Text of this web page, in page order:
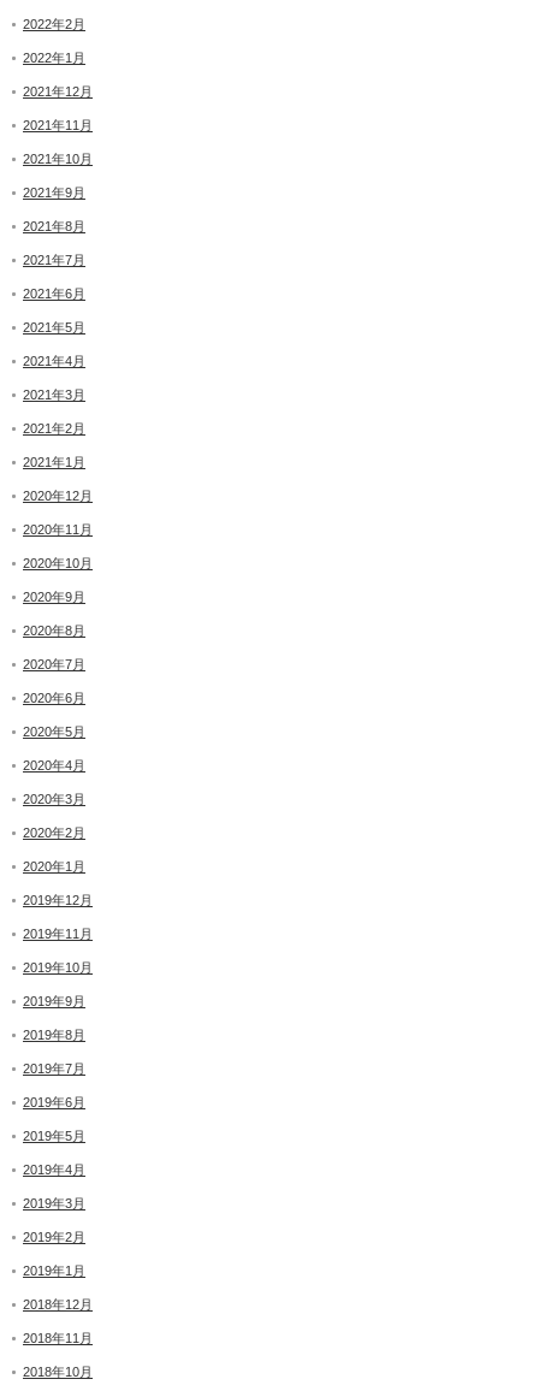
2022年2月
2022年1月
2021年12月
2021年11月
2021年10月
2021年9月
2021年8月
2021年7月
2021年6月
2021年5月
2021年4月
2021年3月
2021年2月
2021年1月
2020年12月
2020年11月
2020年10月
2020年9月
2020年8月
2020年7月
2020年6月
2020年5月
2020年4月
2020年3月
2020年2月
2020年1月
2019年12月
2019年11月
2019年10月
2019年9月
2019年8月
2019年7月
2019年6月
2019年5月
2019年4月
2019年3月
2019年2月
2019年1月
2018年12月
2018年11月
2018年10月